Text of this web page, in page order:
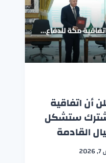
أن اتفاقية
ستشكل
القادمة